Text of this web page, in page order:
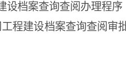
设档案查询查阅办理程序
工程建设档案查询查阅审